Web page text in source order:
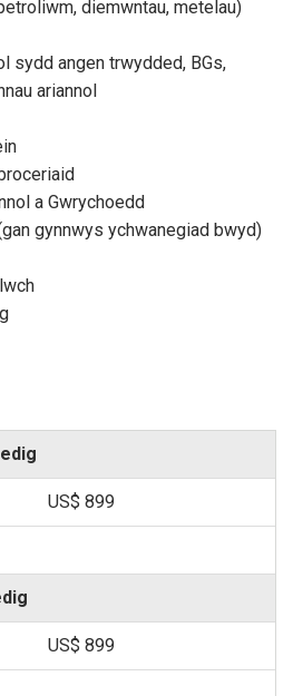
diemwntau, metelau)
sydd angen trwydded, BGs,
ariannol
a Gwrychoedd
gynnwys ychwanegiad bwyd)
US$ 899
US$ 899